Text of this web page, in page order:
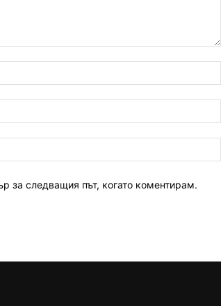
за следващия път, когато коментирам.